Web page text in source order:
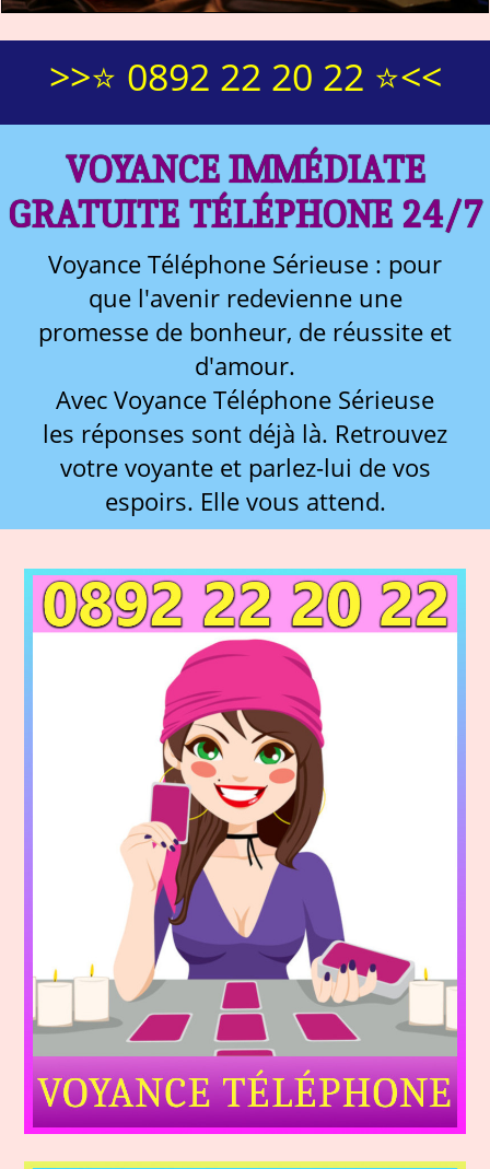
>>⭐ 0892 22 20 22 ⭐<<
VOYANCE IMMÉDIATE
GRATUITE TÉLÉPHONE 24/7
Voyance Téléphone Sérieuse : pour
que l'avenir redevienne une
promesse de bonheur, de réussite et
d'amour.
Avec Voyance Téléphone Sérieuse
les réponses sont déjà là. Retrouvez
votre voyante et parlez-lui de vos
espoirs. Elle vous attend.